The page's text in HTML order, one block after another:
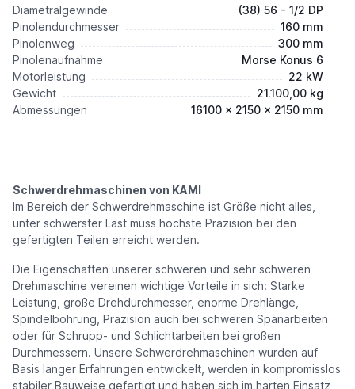
Diametralgewinde
(38) 56 - 1/2 DP
Pinolendurchmesser
160 mm
Pinolenweg
300 mm
Pinolenaufnahme
Morse Konus 6
Motorleistung
22 kW
Gewicht
21.100,00 kg
Abmessungen
16100 x 2150 x 2150 mm
Schwerdrehmaschinen von KAMI
Im Bereich der Schwerdrehmaschine ist Größe nicht alles,
unter schwerster Last muss höchste Präzision bei den
gefertigten Teilen erreicht werden.
Die Eigenschaften unserer schweren und sehr schweren
Drehmaschine vereinen wichtige Vorteile in sich: Starke
Leistung, große Drehdurchmesser, enorme Drehlänge,
Spindelbohrung, Präzision auch bei schweren Spanarbeiten
oder für Schrupp- und Schlichtarbeiten bei großen
Durchmessern. Unsere Schwerdrehmaschinen wurden auf
Basis langer Erfahrungen entwickelt, werden in kompromisslos
stabiler Bauweise gefertigt und haben sich im harten Einsatz